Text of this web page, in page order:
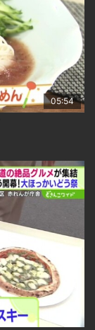
05:54